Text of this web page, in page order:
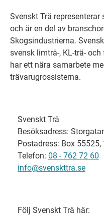
Svenskt Trä
och är en del av
Skogsindustrierna.
svensk limträ-, KL-trä-
har ett nära samarbete
trävarugrossisterna.
Svenskt Trä
Besöksadress:
Postadress: Box
Telefon: 08 - 762 72 60
info@svenskttra.se
Följ Svenskt Trä här: